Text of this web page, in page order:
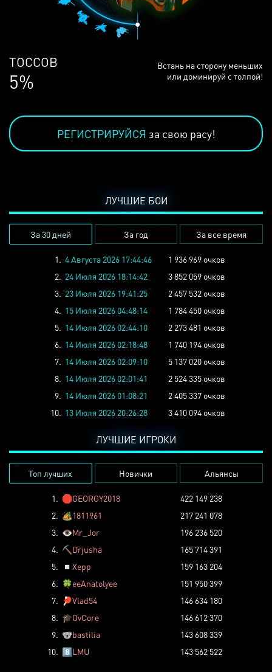
ЛЮДЕЙ
68%
Встань на сторону меньших
или доминируй с толпой!
РЕГИСТРИРУЙСЯ за свою расу!
ЛУЧШИЕ БОИ
За 30 дней За год За все время
1. 4 Августа 2026 17:44:46
1 936 969 очков
2. 24 Июля 2026 18:14:42
3 852 059 очков
3. 23 Июля 2026 19:41:25
2 457 532 очков
4. 15 Июля 2026 04:48:14
1 784 450 очков
5. 14 Июля 2026 02:44:10
2 273 481 очков
6. 14 Июля 2026 02:18:48
1 740 194 очков
7. 14 Июля 2026 02:09:10
5 137 020 очков
8. 14 Июля 2026 02:01:41
2 524 335 очков
9. 14 Июля 2026 01:08:21
2 405 337 очков
10. 13 Июля 2026 20:26:28 3 410 094 очков
ЛУЧШИЕ ИГРОКИ
Топ лучших Новички Альянсы
1. 🛑GEORGY2018
422 149 238
2. 🏕️1811961
217 241 078
3. 👁️Mr_Jor
196 236 520
4. ⛏️ Drjusha
165 714 391
5.
◽ Xepp
159 163 204
6. 🍀eeAnatolyee
151 950 399
7.
🏓Vlad54
146 634 180
8. 🎓OvCore
146 612 370
9. 🐨bastilia
143 608 339
10. 8️⃣LMU 143 562 522